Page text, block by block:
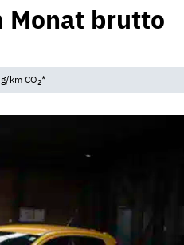
Monat brutto
km CO2*